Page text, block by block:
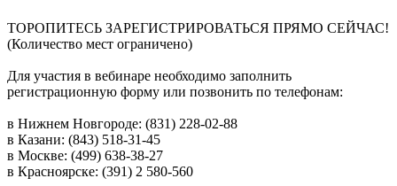
ТОРОПИТЕСЬ ЗАРЕГИСТРИРОВАТЬСЯ ПРЯМО СЕЙЧАС!
(Количество мест ограничено)
Для участия в вебинаре необходимо заполнить
регистрационную форму или позвонить по телефонам:
в Нижнем Новгороде: (831) 228-02-88
в Казани: (843) 518-31-45
в Москве: (499) 638-38-27
в Красноярске: (391) 2 580-560